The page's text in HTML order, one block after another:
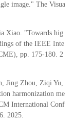
image." The Visua
Xiao. "Towards hig
of the IEEE Inte
pp. 175-180. 2
Jing Zhou, Ziqi Yu,
harmonization me
International Conf
2025.